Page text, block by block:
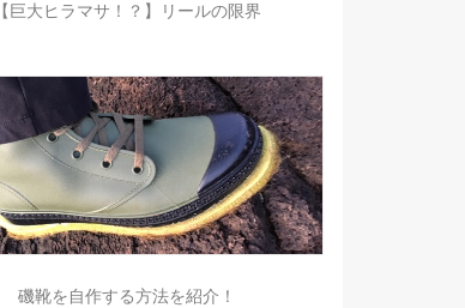
【巨大ヒラマサ！？】リールの限界
磯靴を自作する方法を紹介！